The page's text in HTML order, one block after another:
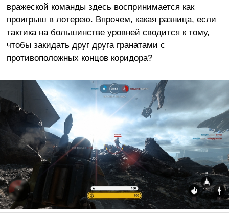
вражеской команды здесь воспринимается как
проигрыш в лотерею. Впрочем, какая разница, если
тактика на большинстве уровней сводится к тому,
чтобы закидать друг друга гранатами с
противоположных концов коридора?